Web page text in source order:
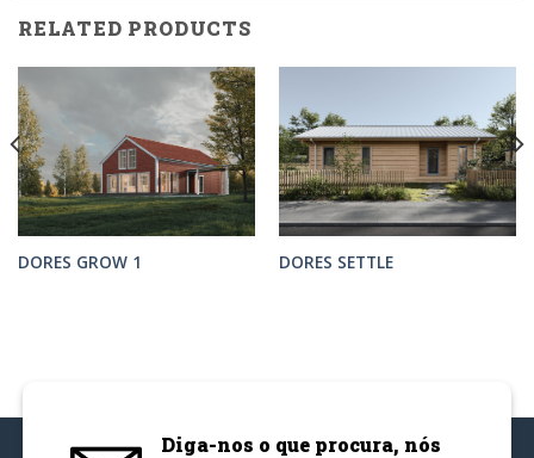
RELATED PRODUCTS
DORES GROW 1 DORES SETTLE
Diga-nos o que procura, nós